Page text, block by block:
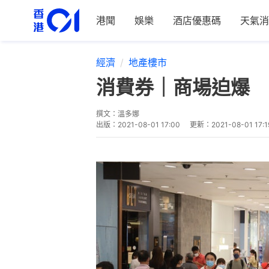
港聞 娛樂 酒店優惠碼 天氣
經濟 地產樓市
消費券｜商場迫爆
撰文： 溫多娜
出版： 2021-08-01 17:00 更新： 2021-08-01